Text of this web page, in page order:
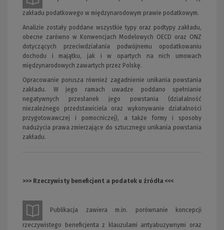
zakładu podatkowego w międzynarodowym prawie podatkowym.
Analizie zostały poddane wszystkie typy oraz podtypy zakładu,
obecne zarówno w Konwencjach Modelowych OECD oraz ONZ
dotyczących przeciwdziałania podwójnemu opodatkowaniu
dochodu i majątku, jak i w opartych na nich umowach
międzynarodowych zawartych przez Polskę.
Opracowanie porusza również zagadnienie unikania powstania
zakładu. W jego ramach uwadze poddano spełnianie
negatywnych przesłanek jego powstania (działalność
niezależnego przedstawiciela oraz wykonywanie działalności
przygotowawczej i pomocniczej), a także formy i sposoby
nadużycia prawa zmierzające do sztucznego unikania powstania
zakładu.
>>> Rzeczywisty beneficjent a podatek u źródła <<<
Publikacja zawiera m.in. porównanie koncepcji
rzeczywistego beneficjenta z klauzulami antyabuzywnymi oraz